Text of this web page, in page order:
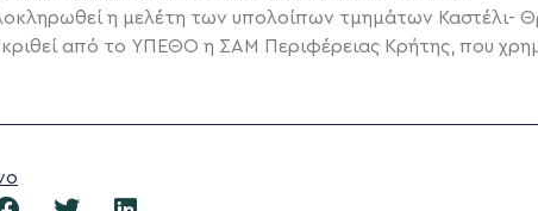
η μελέτη των υπολοίπων τμημάτων Καστέλι-
από το ΥΠΕΘΟ η ΣΑΜ Περιφέρειας Κρήτης, που